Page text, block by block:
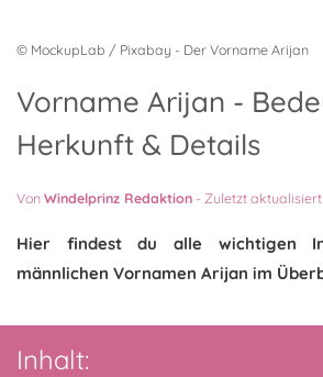
© MockupLab / Pixabay - Der Vorname Arijan
Vorname Arijan -
Herkunft & Details
VonWindelprinz Redaktion - Zuletzt aktualisiert
Hier findest du alle wichtigen
männlichen Vornamen Arijan im
Inhalt: